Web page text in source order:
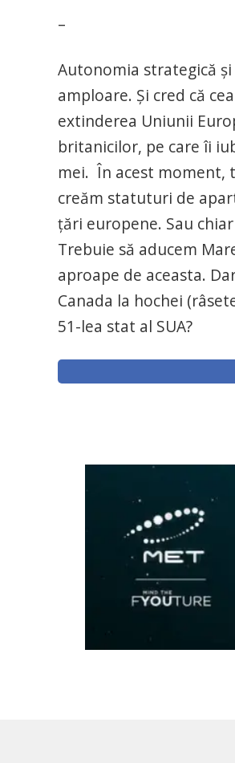
–
Autonomia strategică
amploare. Și cred că
extinderea Uniunii
britanicilor, pe care îi
mei. În acest moment,
creăm statuturi de
țări europene. Sau
Trebuie să aducem
aproape de aceasta.
Canada la hochei
51-lea stat al SUA?